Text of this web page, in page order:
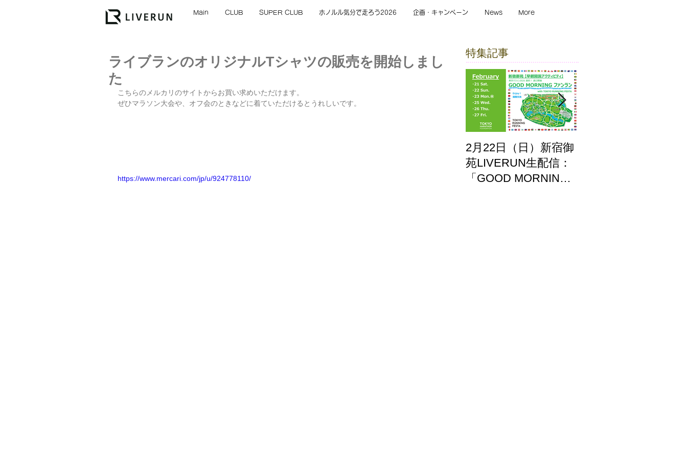
Main CLUB SUPER CLUB ホノルル気分で走ろう2026 企画・キャンペーン News More
ライブランのオリジナルTシャツの販売を開始しまし
た
こちらのメルカリのサイトからお買い求めいただけます。
ぜひマラソン大会や、オフ会のときなどに着ていただけるとうれしいです。
https://www.mercari.com/jp/u/924778110/
特集記事
2月22日（日）新宿御
苑LIVERUN生配信：
「GOOD MORNING